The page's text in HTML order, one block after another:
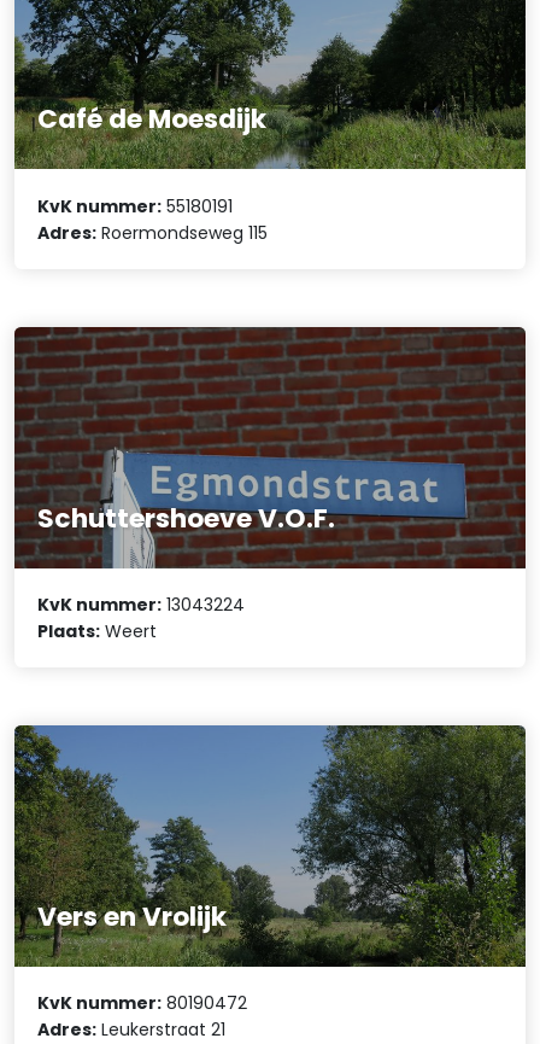
Café de Moesdijk
KvK nummer: 55180191
Adres: Roermondseweg 115
Schuttershoeve V.O.F.
KvK nummer: 13043224
Plaats: Weert
Vers en Vrolijk
KvK nummer: 80190472
Adres: Leukerstraat 21